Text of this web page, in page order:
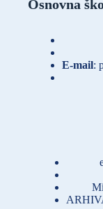
Osnovna
E-mail: